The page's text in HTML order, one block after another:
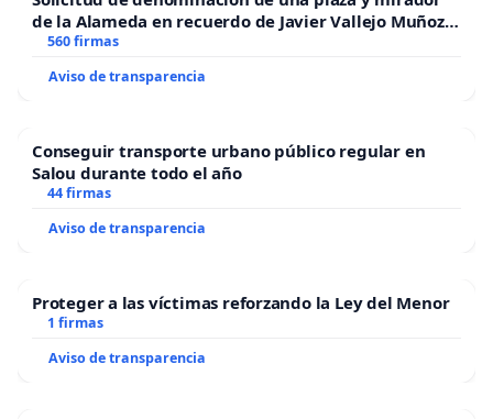
de la Alameda en recuerdo de Javier Vallejo Muñoz
“Mazinger”
560 firmas
Aviso de transparencia
Conseguir transporte urbano público regular en
Salou durante todo el año
44 firmas
Aviso de transparencia
Proteger a las víctimas reforzando la Ley del Menor
1 firmas
Aviso de transparencia